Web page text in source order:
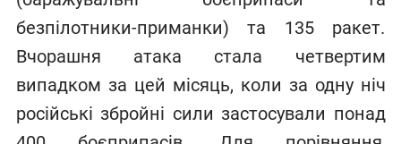
безпілотники-приманки) та 135 ракет.
Вчорашня атака стала четвертим
випадком за цей місяць, коли за одну ніч
російські збройні сили застосували понад